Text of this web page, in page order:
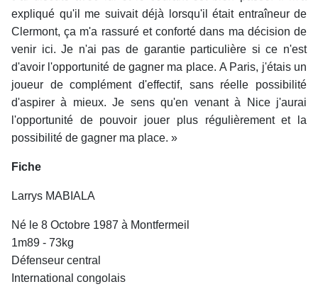
expliqué qu'il me suivait déjà lorsqu'il était entraîneur de
Clermont, ça m'a rassuré et conforté dans ma décision de
venir ici. Je n'ai pas de garantie particulière si ce n'est
d'avoir l'opportunité de gagner ma place. A Paris, j'étais un
joueur de complément d'effectif, sans réelle possibilité
d'aspirer à mieux. Je sens qu'en venant à Nice j'aurai
l'opportunité de pouvoir jouer plus régulièrement et la
possibilité de gagner ma place. »
Fiche
Larrys MABIALA
Né le 8 Octobre 1987 à Montfermeil
1m89 - 73kg
Défenseur central
International congolais